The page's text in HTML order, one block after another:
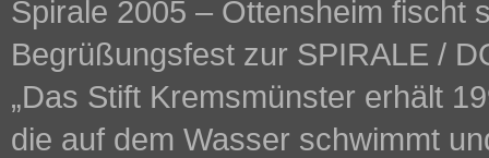
Spirale 2005 – Ottensheim fischt
Begrüßungsfest zur SPIRALE /
„Das Stift Kremsmünster erhält
die auf dem Wasser schwimmt